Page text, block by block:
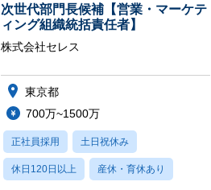
次世代部門長候補【営業・マーケテ
ィング組織統括責任者】
株式会社セレス
東京都
700万~1500万
正社員採用 土日祝休み
休日120日以上 産休・育休あり